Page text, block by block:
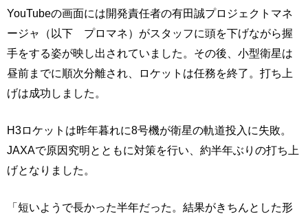
YouTubeの画面には開発責任者の有田誠プロジェクトマネ
ージャ（以下 プロマネ）がスタッフに頭を下げながら握
手をする姿が映し出されていました。その後、小型衛星は
昼前までに順次分離され、ロケットは任務を終了。打ち上
げは成功しました。
H3ロケットは昨年暮れに8号機が衛星の軌道投入に失敗。
JAXAで原因究明とともに対策を行い、約半年ぶりの打ち上
げとなりました。
「短いようで長かった半年だった。結果がきちんとした形